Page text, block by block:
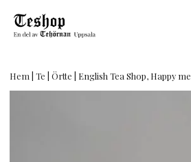
Hem Te Örtte | English Tea Shop, Happy me